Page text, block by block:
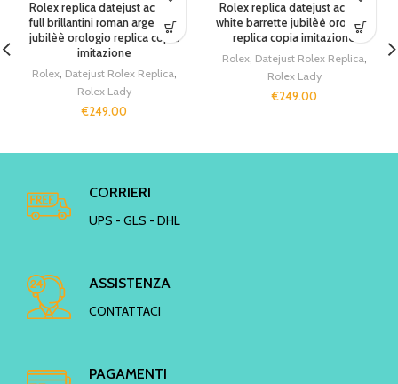
Rolex replica datejust acciaio
full brillantini roman argentèè
jubilèè orologio replica copia
imitazione
Rolex, Datejust Rolex Replica,
Rolex Lady
€249.00
Rolex replica datejust acciaio
white barrette jubilèè orologio
replica copia imitazione
Rolex, Datejust Rolex Replica,
Rolex Lady
€249.00
CORRIERI
UPS - GLS - DHL
ASSISTENZA
CONTATTACI
PAGAMENTI